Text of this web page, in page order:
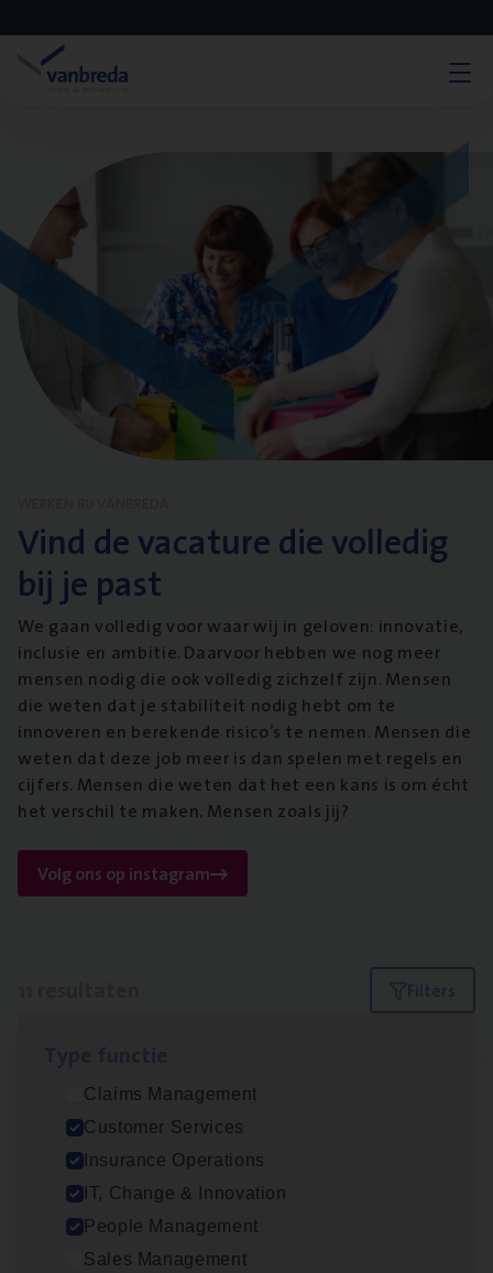
Vind de vacature die volledig
bij je past
We gaan volledig voor waar wij in geloven: innovatie,
inclusie en ambitie. Daarvoor hebben we nog meer
mensen nodig die ook volledig zichzelf zijn. Mensen
die weten dat je stabiliteit nodig hebt om te
innoveren en berekende risico’s te nemen. Mensen die
weten dat deze job meer is dan spelen met regels en
cijfers. Mensen die weten dat het een kans is om écht
het verschil te maken. Mensen zoals jij?
Volg ons op instagram
Filters
Claims Management
Customer Services
Insurance Operations
IT, Change & Innovation
People Management
Sales Management
Dos­sier­be­heer­der ver­ze­ke­rin­gen — Soci­al
Pro­fit en Public
Insurance Operations
Antwerpen